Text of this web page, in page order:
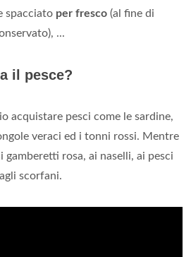
spacciato per fresco (al fine di
...
il pesce?
acquistare pesci come le sardine,
veraci ed i tonni rossi. Mentre
gamberetti rosa, ai naselli, ai pesci
scorfani.